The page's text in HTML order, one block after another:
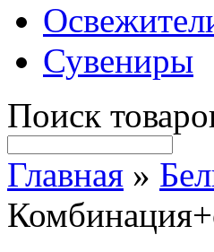
Сувениры
Поиск
Главная »